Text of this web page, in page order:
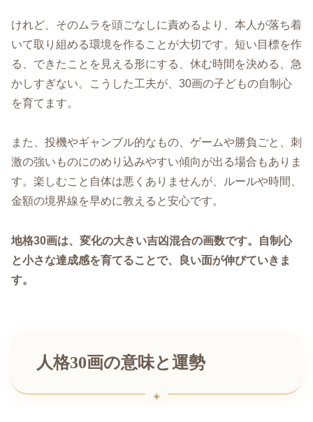
けれど、そのムラを頭ごなしに責めるより、本人が落ち着
いて取り組める環境を作ることが大切です。短い目標を作
る、できたことを見える形にする、休む時間を決める、急
かしすぎない。こうした工夫が、30画の子どもの自制心
を育てます。
また、投機やギャンブル的なもの、ゲームや勝負ごと、刺
激の強いものにのめり込みやすい傾向が出る場合もありま
す。楽しむこと自体は悪くありませんが、ルールや時間、
金額の境界線を早めに教えると安心です。
地格30画は、変化の大きい吉凶混合の画数です。自制心
と小さな達成感を育てることで、良い面が伸びていきま
す。
人格30画の意味と運勢